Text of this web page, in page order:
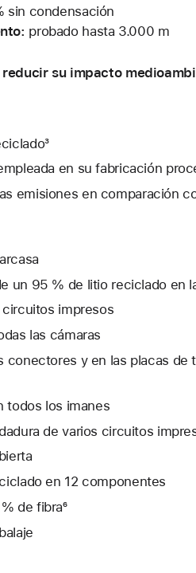
sin condensación
probado hasta 3.000 m
su impacto
en su fabricación
emisiones en comparación
un 95 % de litio reciclado en
impresos
las cámaras
conectores y en las placas de
todos los imanes
de varios circuitos
en 12 componentes
de fibra⁶